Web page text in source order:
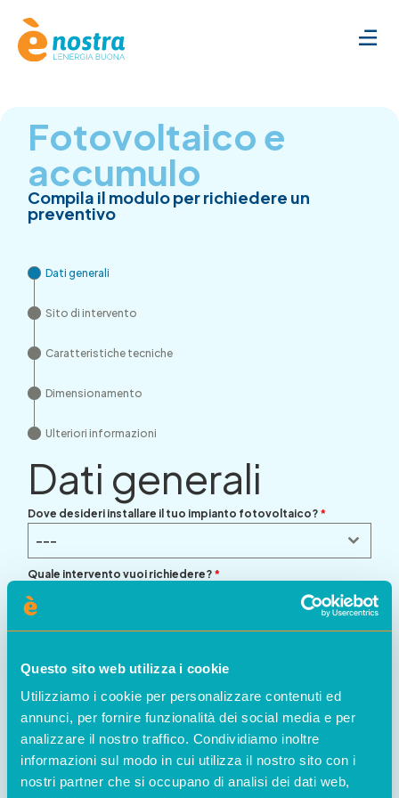
Questo sito web utilizza i cookie
Utilizziamo i cookie per personalizzare contenuti ed
annunci, per fornire funzionalità dei social media e per
analizzare il nostro traffico. Condividiamo inoltre
informazioni sul modo in cui utilizza il nostro sito con i
nostri partner che si occupano di analisi dei dati web,
Fotovoltaico e
accumulo
Compila il modulo per richiedere un
preventivo
Dati generali
Sito di intervento
Caratteristiche tecniche
Dimensionamento
Ulteriori informazioni
Dati generali
Dove desideri installare il tuo impianto fotovoltaico? *
---
Quale intervento vuoi richiedere? *
---